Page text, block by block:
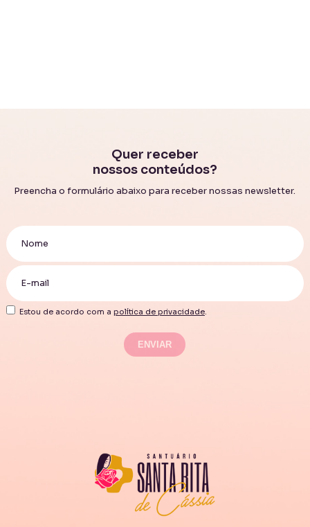
Quer receber
nossos conteúdos?
Preencha o formulário abaixo para receber nossas newsletter.
Estou de acordo com a política de privacidade.